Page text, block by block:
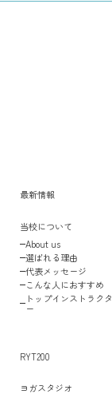
最新情報
当校について
About us
選ばれる理由
代表メッセージ
こんな人におすすめ
トップインストラクタ
ー
RYT200
ヨガスタジオ